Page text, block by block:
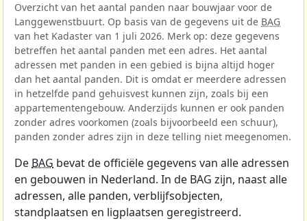
Overzicht van het aantal panden naar bouwjaar voor de
Langgewenstbuurt. Op basis van de gegevens uit de BAG
van het Kadaster van 1 juli 2026. Merk op: deze gegevens
betreffen het aantal panden met een adres. Het aantal
adressen met panden in een gebied is bijna altijd hoger
dan het aantal panden. Dit is omdat er meerdere adressen
in hetzelfde pand gehuisvest kunnen zijn, zoals bij een
appartementengebouw. Anderzijds kunnen er ook panden
zonder adres voorkomen (zoals bijvoorbeeld een schuur),
panden zonder adres zijn in deze telling niet meegenomen.
De BAG bevat de officiële gegevens van alle adressen
en gebouwen in Nederland. In de BAG zijn, naast alle
adressen, alle panden, verblijfsobjecten,
standplaatsen en ligplaatsen geregistreerd.